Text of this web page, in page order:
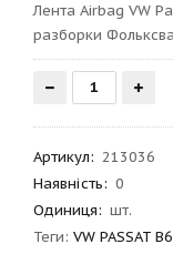
Лента Airbag VW
разборки
Артикул: 213036
Наявність: 0
Одиниця: шт.
Теги: VW PASSAT B6